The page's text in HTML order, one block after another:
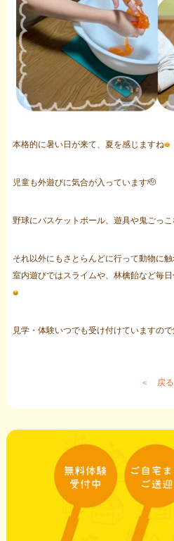
本格的に暑い日が来て、夏を感じますね
児童も外遊びに気合が入っています🫡
野球にバスケットボール、遊具や鬼ごっ
それ以外にもさとらんどに行って動物に触
室内遊びではスライムや、林檎飴など毎
見学・体験いつでも受け付けていますの
＜ 戻る